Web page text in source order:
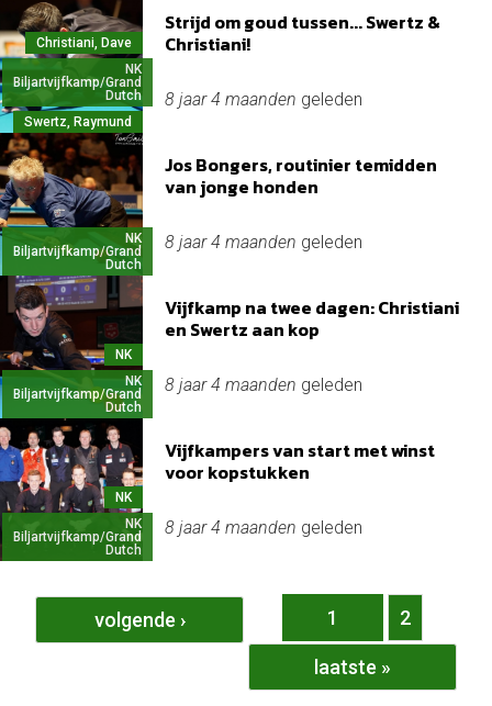
Christiani, Dave
NK
Biljartvijfkamp/Grand
Dutch
Swertz, Raymund
Strijd om goud tussen... Swertz &
Christiani!
8 jaar 4 maanden geleden
NK
Biljartvijfkamp/Grand
Dutch
Jos Bongers, routinier temidden
van jonge honden
8 jaar 4 maanden geleden
NK
NK
Biljartvijfkamp/Grand
Dutch
Vijfkamp na twee dagen: Christiani
en Swertz aan kop
8 jaar 4 maanden geleden
NK
NK
Biljartvijfkamp/Grand
Dutch
Vijfkampers van start met winst
voor kopstukken
8 jaar 4 maanden geleden
Pagina's
1 2
volgende ›
laatste »